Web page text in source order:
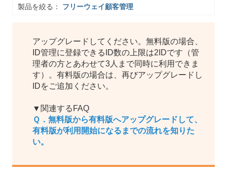
製品を絞る： フリーウェイ顧客管理
アップグレードしてください。無料版の場合、
ID管理に登録できるID数の上限は2IDです（管
理者の方とあわせて3人まで同時に利用できま
す）。有料版の場合は、再びアップグレードし
IDをご追加ください。
▼関連するFAQ
Ｑ．無料版から有料版へアップグレードして、
有料版が利用開始になるまでの流れを知りた
い。